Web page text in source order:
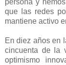
persona y
que las redes
mantiene activo
En diez años en
cincuenta de la
optimismo